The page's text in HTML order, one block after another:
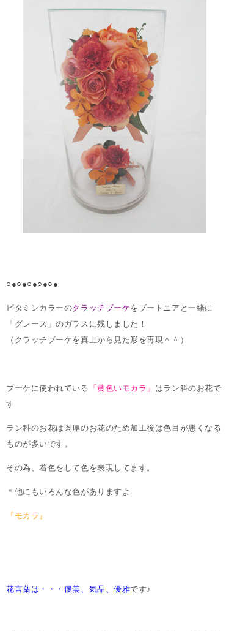
○●○●○●○●○●
ビタミンカラーのクラッチブーケをブートニアと一緒に
「グレース」のガラスに残しました！
（クラッチブーケを真上から見た形を再現＾＾）
ブーケに使われている 「黄色いモカラ」 はラン科のお花で
す
ラン科のお花は肉厚のお花のため加工後は色目が悪くなる
ものが多いです。
その為、着色をして色を表現してます。
＊他にもいろんな色がありますよ
『モカラ』
花言葉は・・・優美、気品、優雅です♪